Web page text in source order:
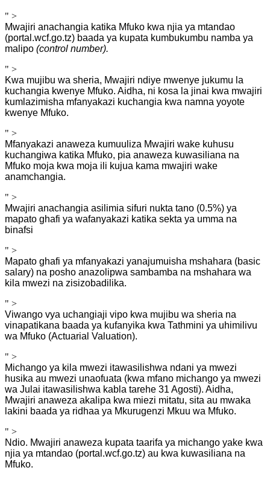
" >
Mwajiri anachangia katika Mfuko kwa njia ya mtandao
(portal.wcf.go.tz) baada ya kupata kumbukumbu namba ya
malipo (control number).
" >
Kwa mujibu wa sheria, Mwajiri ndiye mwenye jukumu la
kuchangia kwenye Mfuko. Aidha, ni kosa la jinai kwa mwajiri
kumlazimisha mfanyakazi kuchangia kwa namna yoyote
kwenye Mfuko.
" >
Mfanyakazi anaweza kumuuliza Mwajiri wake kuhusu
kuchangiwa katika Mfuko, pia anaweza kuwasiliana na
Mfuko moja kwa moja ili kujua kama mwajiri wake
anamchangia.
" >
Mwajiri anachangia asilimia sifuri nukta tano (0.5%) ya
mapato ghafi ya wafanyakazi katika sekta ya umma na
binafsi
" >
Mapato ghafi ya mfanyakazi yanajumuisha mshahara (basic
salary) na posho anazolipwa sambamba na mshahara wa
kila mwezi na zisizobadilika.
" >
Viwango vya uchangiaji vipo kwa mujibu wa sheria na
vinapatikana baada ya kufanyika kwa Tathmini ya uhimilivu
wa Mfuko (Actuarial Valuation).
" >
Michango ya kila mwezi itawasilishwa ndani ya mwezi
husika au mwezi unaofuata (kwa mfano michango ya mwezi
wa Julai itawasilishwa kabla tarehe 31 Agosti). Aidha,
Mwajiri anaweza akalipa kwa miezi mitatu, sita au mwaka
lakini baada ya ridhaa ya Mkurugenzi Mkuu wa Mfuko.
" >
Ndio. Mwajiri anaweza kupata taarifa ya michango yake kwa
njia ya mtandao (portal.wcf.go.tz) au kwa kuwasiliana na
Mfuko.